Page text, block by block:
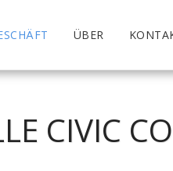
ÜBER
CIVIC